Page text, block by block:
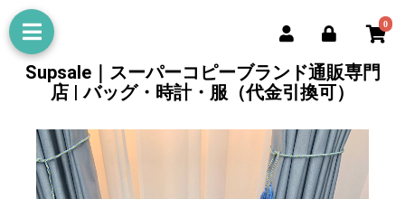
0
Supsale｜スーパーコピーブランド通販専門
店 | バッグ・時計・服（代金引換可）